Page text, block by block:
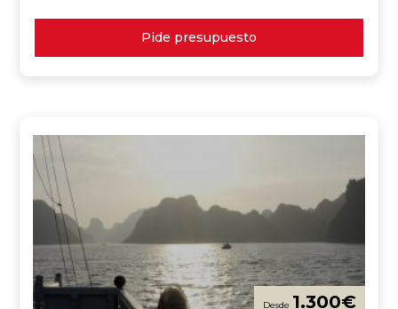
Pide presupuesto
1.300€